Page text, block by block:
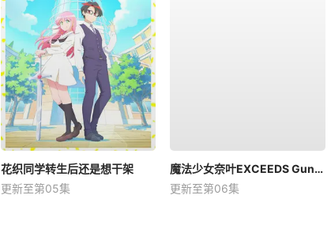
花织同学转生后还是想干架
更新至第05集
魔法少女奈叶EXCEEDS Gun Blaze Vengeance
更新至第06集